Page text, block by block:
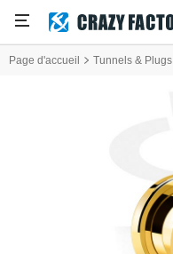
Page d'accueil Tunnels & Plugs